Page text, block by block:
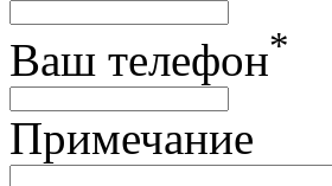
Ваш телефон*
Примечание